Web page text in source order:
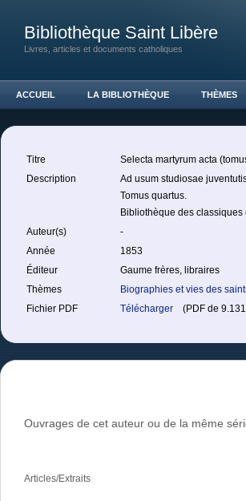
Bibliothèque Saint Libère
Livres, articles et documents catholiques
ACCUEIL LA BIBLIOTHÈQUE THÈMES
Titre
Selecta martyrum acta
Description
Ad usum studiosae
Tomus quartus.
Bibliothèque des
Auteur(s)
-
Année
1853
Éditeur
Gaume frères, libraires
Thèmes
Biographies et vies des
Fichier PDF
Télécharger (PDF de
Ouvrages de cet auteur ou de la même
Articles/Extraits